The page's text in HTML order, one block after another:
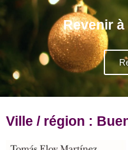
Revenir
Ville / région :